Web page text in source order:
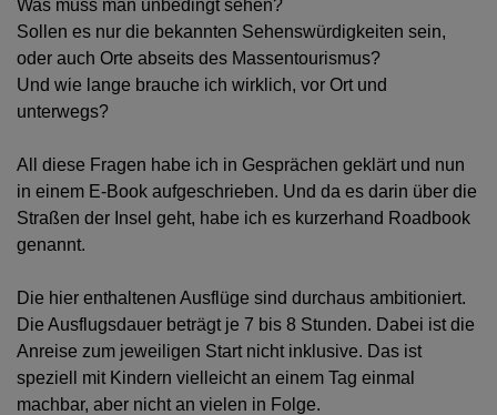
Was muss man unbedingt sehen?
Sollen es nur die bekannten Sehenswürdigkeiten sein,
oder auch Orte abseits des Massentourismus?
Und wie lange brauche ich wirklich, vor Ort und
unterwegs?
All diese Fragen habe ich in Gesprächen geklärt und nun
in einem E-Book aufgeschrieben. Und da es darin über die
Straßen der Insel geht, habe ich es kurzerhand Roadbook
genannt.
Die hier enthaltenen Ausflüge sind durchaus ambitioniert.
Die Ausflugsdauer beträgt je 7 bis 8 Stunden. Dabei ist die
Anreise zum jeweiligen Start nicht inklusive. Das ist
speziell mit Kindern vielleicht an einem Tag einmal
machbar, aber nicht an vielen in Folge.